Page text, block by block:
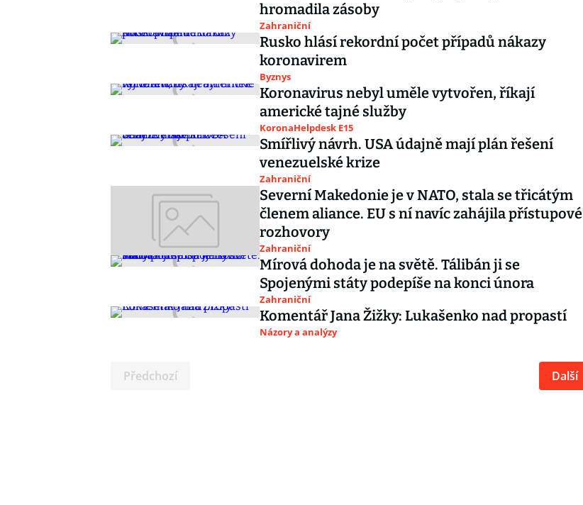
hromadila zásoby
Zahraniční
Rusko hlásí rekordní počet případů nákazy
koronavirem
Byznys
Koronavirus nebyl uměle vytvořen, říkají
americké tajné služby
KoronaHelpdesk E15
Smířlivý návrh. USA údajně mají plán řešení
venezuelské krize
Zahraniční
Severní Makedonie je v NATO, stala se třicátým
členem aliance. EU s ní navíc zahájila přístupové
rozhovory
Zahraniční
Mírová dohoda je na světě. Tálibán ji se
Spojenými státy podepíše na konci února
Zahraniční
Komentář Jana Žižky: Lukašenko nad propastí
Názory a analýzy
Předchozí Další